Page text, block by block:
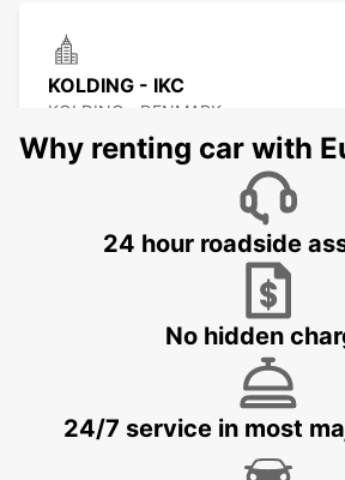
KOLDING - IKC
KOLDING - DENMARK
VEJLE
Why renting car with
24 hour roadside
No hidden
24/7 service in most